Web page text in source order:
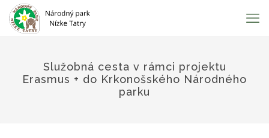
Služobná cesta v rámci projektu
Erasmus + do Krkonošského Národného
parku